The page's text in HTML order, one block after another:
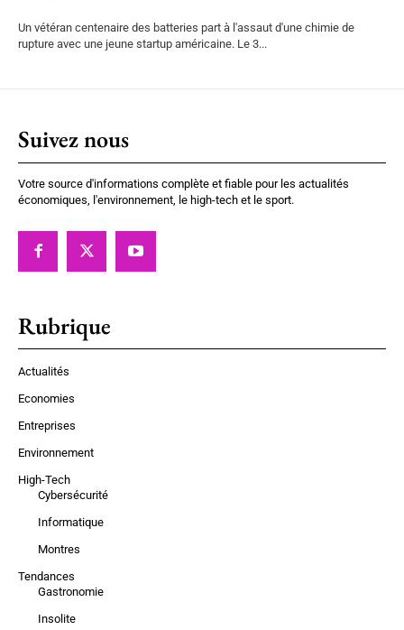
Un vétéran centenaire des batteries part à l'assaut d'une chimie de
rupture avec une jeune startup américaine. Le 3...
Suivez nous
Votre source d'informations complète et fiable pour les actualités
économiques, l'environnement, le high-tech et le sport.
Rubrique
Actualités
Economies
Entreprises
Environnement
High-Tech
Cybersécurité
Informatique
Montres
Tendances
Gastronomie
Insolite